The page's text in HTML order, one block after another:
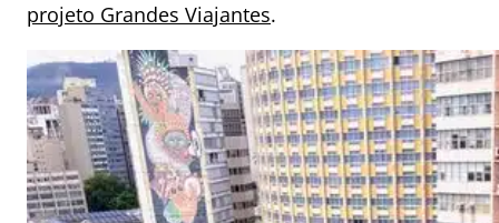
projeto Grandes Viajantes.